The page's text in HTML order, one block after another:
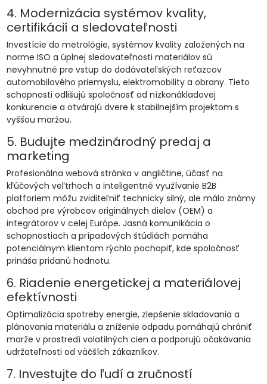
4. Modernizácia systémov kvality,
certifikácií a sledovateľnosti
Investície do metrológie, systémov kvality založených na
norme ISO a úplnej sledovateľnosti materiálov sú
nevyhnutné pre vstup do dodávateľských reťazcov
automobilového priemyslu, elektromobility a obrany. Tieto
schopnosti odlišujú spoločnosť od nízkonákladovej
konkurencie a otvárajú dvere k stabilnejším projektom s
vyššou maržou.
5. Budujte medzinárodný predaj a
marketing
Profesionálna webová stránka v angličtine, účasť na
kľúčových veľtrhoch a inteligentné využívanie B2B
platforiem môžu zviditeľniť technicky silný, ale málo známy
obchod pre výrobcov originálnych dielov (OEM) a
integrátorov v celej Európe. Jasná komunikácia o
schopnostiach a prípadových štúdiách pomáha
potenciálnym klientom rýchlo pochopiť, kde spoločnosť
prináša pridanú hodnotu.
6. Riadenie energetickej a materiálovej
efektívnosti
Optimalizácia spotreby energie, zlepšenie skladovania a
plánovania materiálu a zníženie odpadu pomáhajú chrániť
marže v prostredí volatilných cien a podporujú očakávania
udržateľnosti od väčších zákazníkov.
7. Investujte do ľudí a zručností